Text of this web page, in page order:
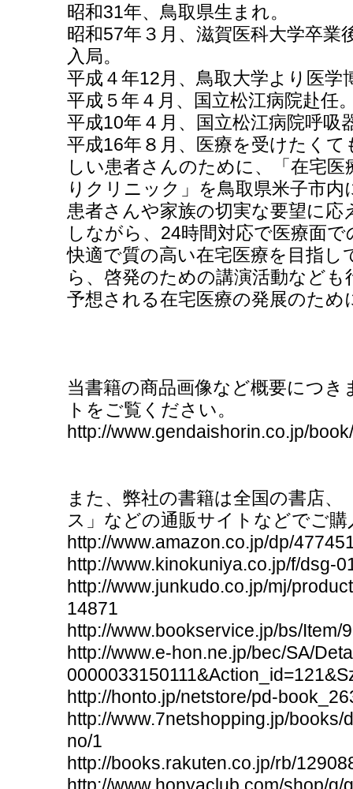
昭和31年、鳥取県生まれ。
昭和57年３月、滋賀医科大学卒業
入局。
平成４年12月、鳥取大学より医学
平成５年４月、国立松江病院赴任
平成10年４月、国立松江病院呼吸
平成16年８月、医療を受けたく
しい患者さんのために、「在宅
りクリニック」を鳥取県米子市
患者さんや家族の切実な要望に
しながら、24時間対応で医療面
快適で質の高い在宅医療を目指し
ら、啓発のための講演活動など
予想される在宅医療の発展のため
当書籍の商品画像など概要につ
トをご覧ください。
http://www.gendaishorin.co.jp/
また、弊社の書籍は全国の書店、
ス」などの通販サイトなどでご
http://www.amazon.co.jp/dp/
http://www.kinokuniya.co.jp/f/dsg-
http://www.junkudo.co.jp/mj/
14871
http://www.bookservice.jp/bs/Item/
http://www.e-hon.ne.jp/bec/SA/
http://honto.jp/netstore/pd-
http://www.7netshopping.jp/
no/1
http://books.rakuten.co.jp/rb/
http://www.honyaclub.com/shop/g/